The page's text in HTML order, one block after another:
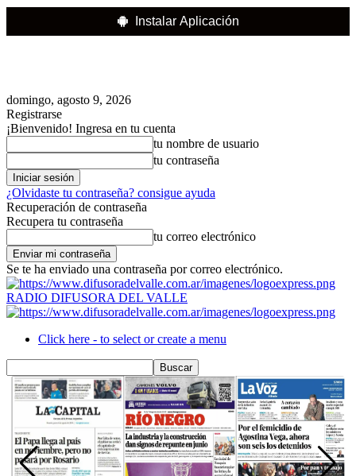
Instalar Aplicación
domingo, agosto 9, 2026
Registrarse
¡Bienvenido! Ingresa en tu cuenta
tu nombre de usuario
tu contraseña
¿Olvidaste tu contraseña? consigue ayuda
Recuperación de contraseña
Recupera tu contraseña
tu correo electrónico
Se te ha enviado una contraseña por correo electrónico.
RADIO DIFUSORA DEL VALLE
Click here - to select or create a menu